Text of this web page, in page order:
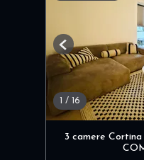
/ 16
Previous
3 camere